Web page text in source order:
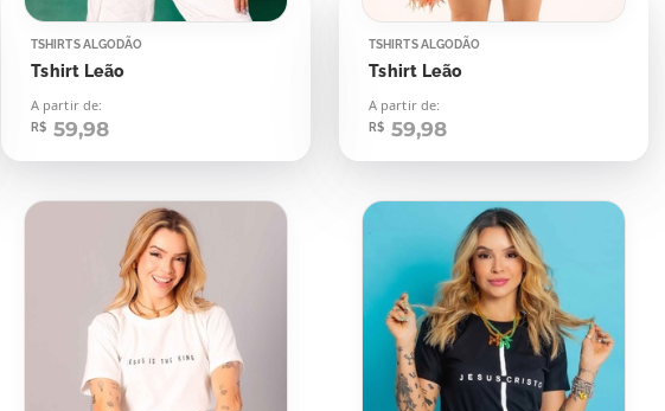
TSHIRTS ALGODÃO
Tshirt Leão
A partir de:
R$ 59,98
TSHIRTS ALGODÃO
Tshirt Leão
A partir de:
R$ 59,98